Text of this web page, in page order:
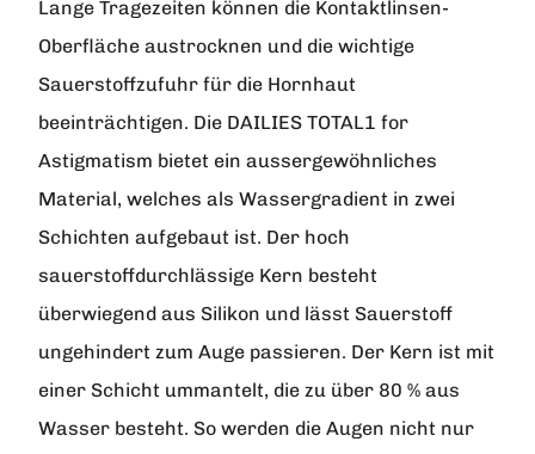
Lange Tragezeiten können die Kontaktlinsen-
Oberfläche austrocknen und die wichtige
Sauerstoffzufuhr für die Hornhaut
beeinträchtigen. Die DAILIES TOTAL1 for
Astigmatism bietet ein aussergewöhnliches
Material, welches als Wassergradient in zwei
Schichten aufgebaut ist. Der hoch
sauerstoffdurchlässige Kern besteht
überwiegend aus Silikon und lässt Sauerstoff
ungehindert zum Auge passieren. Der Kern ist mit
einer Schicht ummantelt, die zu über 80 % aus
Wasser besteht. So werden die Augen nicht nur